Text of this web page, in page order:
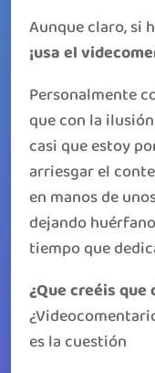
Aunque claro, si
¡usa el
Personalmente
que con la
casi que estoy
arriesgar el
en manos de
dejando
tiempo que
¿Que creéis que
es la cuestión